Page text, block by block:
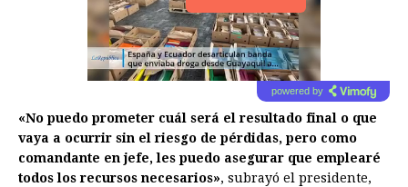
powered by
«No puedo prometer cuál será el resultado final o que
vaya a ocurrir sin el riesgo de pérdidas, pero como
comandante en jefe, les puedo asegurar que emplearé
todos los recursos necesarios», subrayó el presidente,